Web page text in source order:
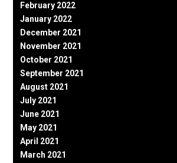
February 2022
January 2022
December 2021
November 2021
October 2021
September 2021
August 2021
July 2021
June 2021
May 2021
April 2021
March 2021